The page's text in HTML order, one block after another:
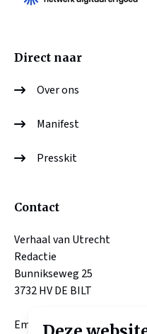
Direct naar
Over ons
Manifest
Presskit
Contact
Verhaal van Utrecht
Redactie
Bunnikseweg 25
3732 HV DE BILT
Email: